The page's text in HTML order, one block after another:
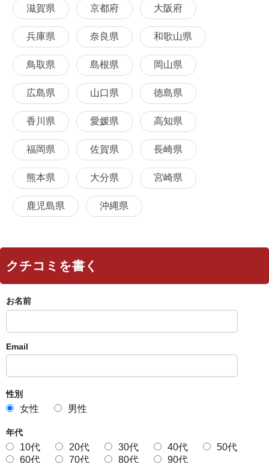
滋賀県 京都府 大阪府
兵庫県 奈良県 和歌山県
鳥取県 島根県 岡山県
広島県 山口県 徳島県
香川県 愛媛県 高知県
福岡県 佐賀県 長崎県
熊本県 大分県 宮崎県
鹿児島県 沖縄県
クチコミを書く
お名前
Email
性別
女性 男性
年代
10代 20代 30代 40代
50代
60代
70代 80代 90代